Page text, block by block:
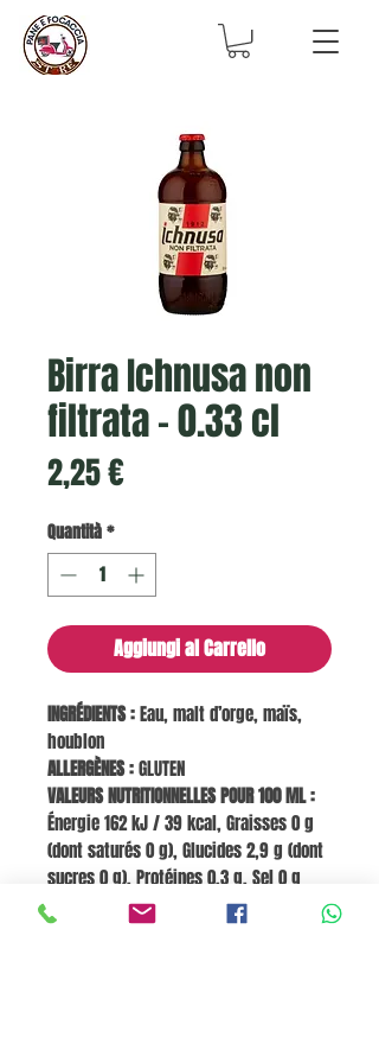
Birra Ichnusa non
filtrata - 0.33 cl
2,25 €Prezzo
Quantità*
Aggiungi al Carrello
INGRÉDIENTS :Eau, malt d’orge, maïs,
houblon
ALLERGÈNES :GLUTEN
VALEURS NUTRITIONNELLES POUR 100 ML :
Énergie 162 kJ / 39 kcal, Graisses 0 g
(dont saturés 0 g), Glucides 2,9 g (dont
sucres 0 g), Protéines 0,3 g, Sel 0 g